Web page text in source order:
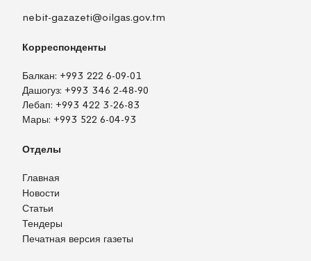
nebit-gazazeti@oilgas.gov.tm
Корреспонденты
Балкан: +993 222 6-09-01
Дашогуз: +993 346 2-48-90
Лебап: +993 422 3-26-83
Мары: +993 522 6-04-93
Отделы
Главная
Новости
Статьи
Тендеры
Печатная версия газеты